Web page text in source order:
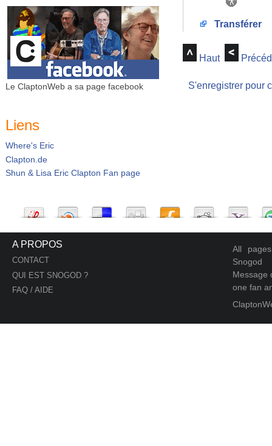
Le ClaptonWeb a sa page facebook
Liens
Where's Eric
Clapton.de
Shun & Lisa Eric Clapton Fan page
Transférer
Haut
S'enregistrer pour
A PROPOS
CONTACT
QUI EST SNOGOD ?
FAQ / AIDE
All
Snogod
Message
one fan